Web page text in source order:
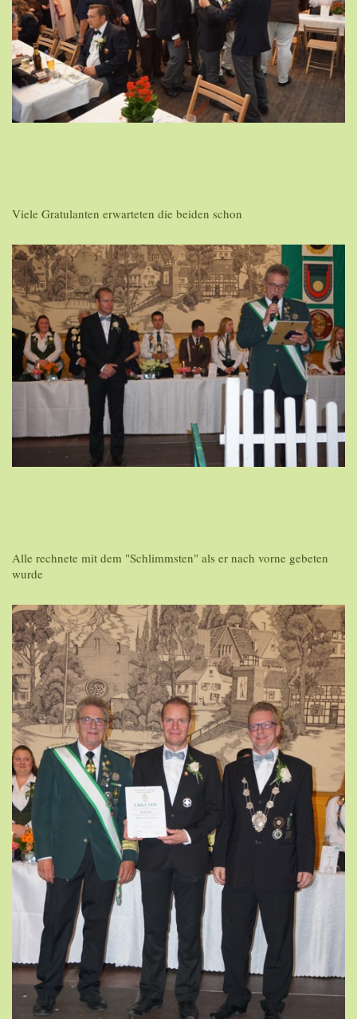
Viele Gratulanten erwarteten die beiden schon
Alle rechnete mit dem "Schlimmsten" als er nach vorne gebeten
wurde